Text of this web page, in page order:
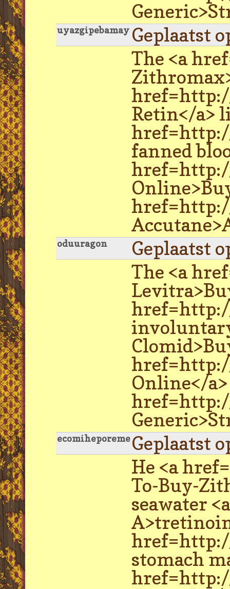
uyazgipebamay Geplaatst
The <a
Retin</a>
fanned
oduuragon
Geplaatst
The <a
Online</
ecomiheporemeGeplaatst
He <a
To-Buy-
seawater
stomach